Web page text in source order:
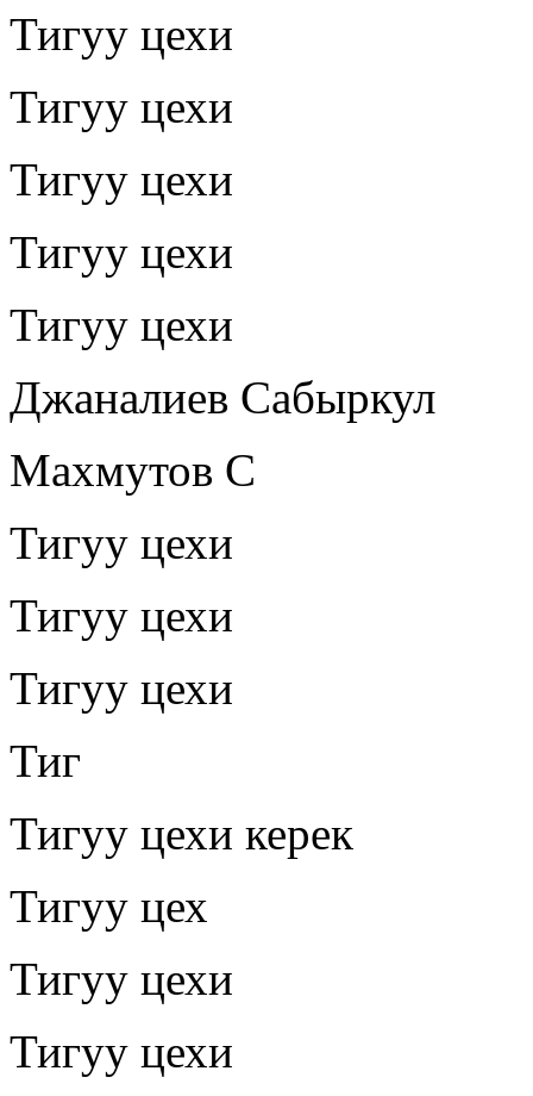
Тигуу цехи
Тигуу цехи
Тигуу цехи
Тигуу цехи
Тигуу цехи
Джаналиев Сабыркул
Махмутов С
Тигуу цехи
Тигуу цехи
Тигуу цехи
Тиг
Тигуу цехи керек
Тигуу цех
Тигуу цехи
Тигуу цехи